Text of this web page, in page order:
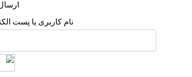
نام کاربری یا پست